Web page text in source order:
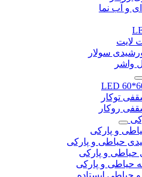
و آب نما
لایت
سولار
واشر
توکار
روکار
و پارکی
حیاطی و پارکی
حیاطی و پارکی
حیاطی و پارکی